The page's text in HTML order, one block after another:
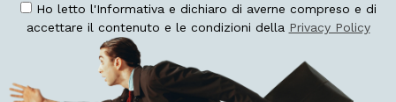
Ho letto l'Informativa e dichiaro di averne compreso e di
accettare il contenuto e le condizioni della Privacy Policy